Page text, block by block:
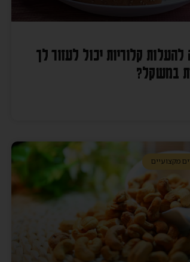
קלוריות יכול לעזור לך
במשקל?
מקצועיים